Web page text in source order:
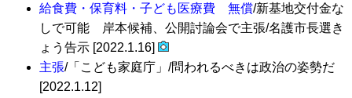
給食費・保育料・子ども医療費 無償/新基地交付金な
しで可能 岸本候補、公開討論会で主張/名護市長選き
ょう告示 [2022.1.16]
主張/「こども家庭庁」/問われるべきは政治の姿勢だ
[2022.1.12]